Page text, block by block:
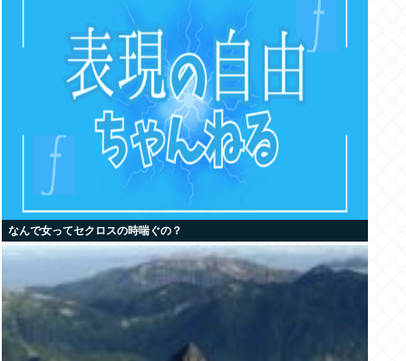
なんで女ってセクロスの時喘ぐの？